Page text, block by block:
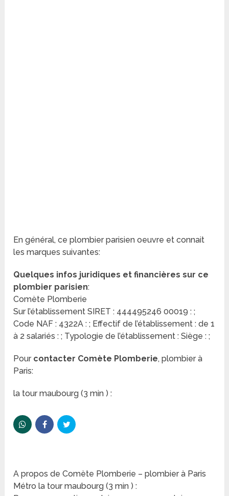
En général, ce plombier parisien oeuvre et connait
les marques suivantes:
Quelques infos juridiques et financières sur ce
plombier parisien:
Comète Plomberie
Sur l’établissement SIRET : 444495246 00019 : ;
Code NAF : 4322A : ; Effectif de l’établissement : de 1
à 2 salariés : ; Typologie de l’établissement : Siège : ;
Pour contacter Comète Plomberie, plombier à
Paris:
la tour maubourg (3 min ) :
A propos de Comète Plomberie – plombier à Paris
Métro la tour maubourg (3 min ) :